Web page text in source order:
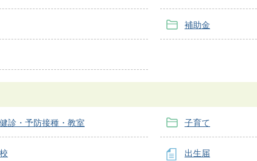
補助金
診・予防接種・教室 子育て
出生届